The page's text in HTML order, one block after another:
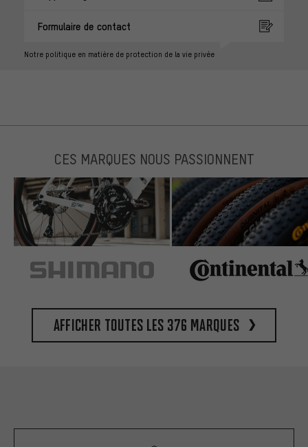
Formulaire de contact
Notre politique en matière de protection de la vie privée
CES MARQUES NOUS PASSIONNENT
Afficher toutes les 376 marques